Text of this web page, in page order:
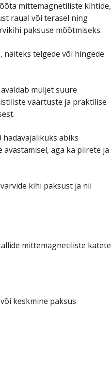
mittemagnetiliste kihtide,
raual või terasel ning
paksuse mõõtmiseks.
näiteks telgede või hingede
muljet suure
väärtuste ja praktilise
abiks
aga ka piirete ja
kihi paksust ja nii
mittemagnetiliste katete
keskmine paksus